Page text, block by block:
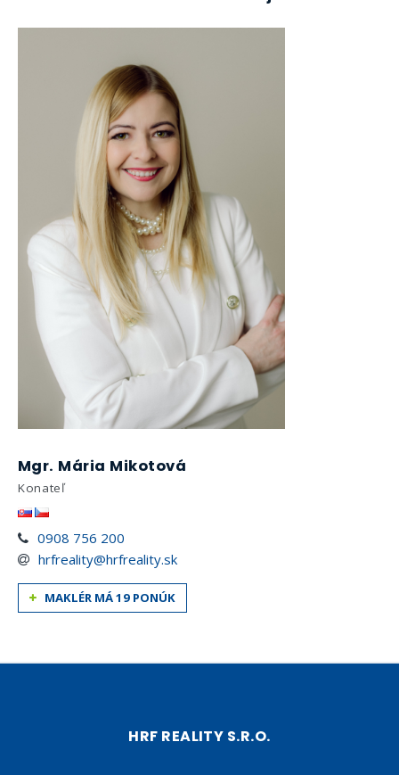
Mgr. Mária Mikotová
Konateľ
0908 756 200
hrfreality@hrfreality.sk
MAKLÉR MÁ 19 PONÚK
HRF REALITY S.R.O.